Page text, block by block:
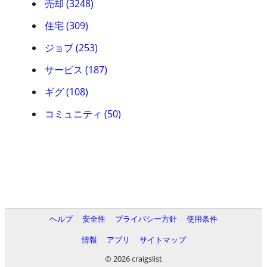
売却 (3248)
住宅 (309)
ジョブ (253)
サービス (187)
ギグ (108)
コミュニティ (50)
ヘルプ 安全性 プライバシー方針
使用条件
情報
アプリ
サイトマップ
© 2026 craigslist